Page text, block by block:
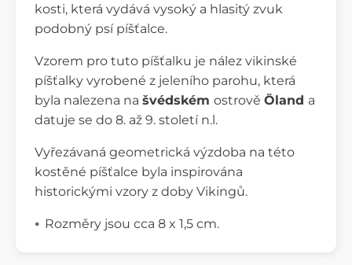
kosti, která vydává vysoký a hlasitý zvuk
podobný psí píšťalce.
Vzorem pro tuto píšťalku je nález vikinské
píšťalky vyrobené z jeleního parohu, která
byla nalezena na švédském ostrově Öland a
datuje se do 8. až 9. století n.l.
Vyřezávaná geometrická výzdoba na této
kostěné píšťalce byla inspirována
historickými vzory z doby Vikingů.
Rozměry jsou cca 8 x 1,5 cm.